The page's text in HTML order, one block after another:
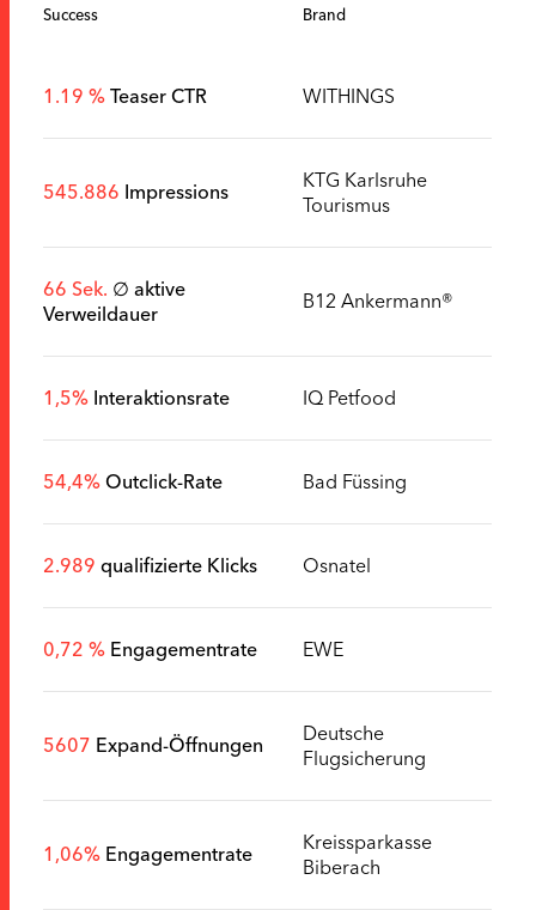
Success Brand
1.19 % Teaser CTR WITHINGS
545.886 Impressions
KTG Karlsruhe
Tourismus
66 Sek. ∅ aktive
Verweildauer
B12 Ankermann®
1,5% Interaktionsrate IQ Petfood
54,4% Outclick-Rate Bad Füssing
2.989 qualifizierte Klicks Osnatel
0,72 % Engagementrate EWE
5607 Expand-Öffnungen
Deutsche
Flugsicherung
1,06% Engagementrate
Kreissparkasse
Biberach